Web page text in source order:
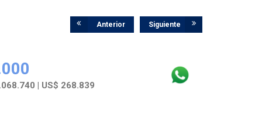
Anterior Siguiente
| US$ 268.839